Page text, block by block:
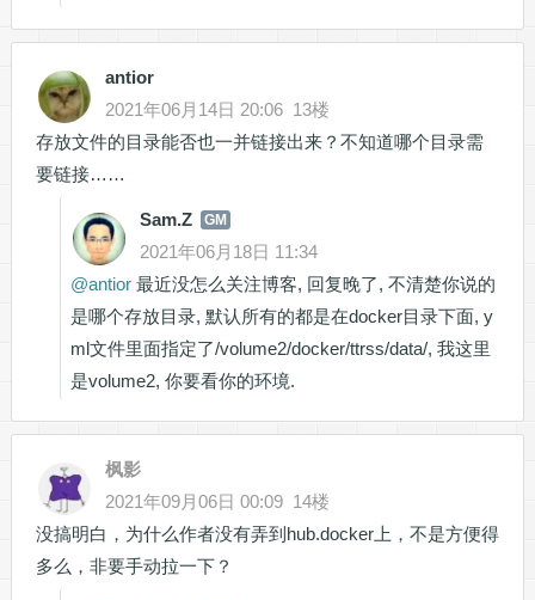
antior
2021年06月14日 20:06 13楼
存放文件的目录能否也一并链接出来？不知道哪个目录需
要链接……
Sam.Z GM
2021年06月18日 11:34
@antior最近没怎么关注博客, 回复晚了, 不清楚你说的
是哪个存放目录, 默认所有的都是在docker目录下面, y
ml文件里面指定了/volume2/docker/ttrss/data/, 我这里
是volume2, 你要看你的环境.
枫影
2021年09月06日 00:09 14楼
没搞明白，为什么作者没有弄到hub.docker上，不是方便得
多么，非要手动拉一下？